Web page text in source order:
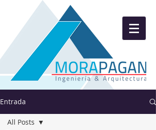
Entrada
All Posts